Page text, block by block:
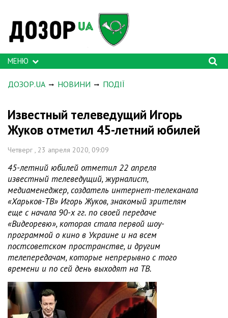
МЕНЮ
ДОЗОР.UA НОВИНИ ПОДІЇ
Известный телеведущий Игорь
Жуков отметил 45-летний юбилей
Четверг , 23 апреля 2020, 09:09
45-летний юбилей отметил 22 апреля
известный телеведущий, журналист,
медиаменеджер, создатель интернет-телеканала
«Харьков-ТВ» Игорь Жуков, знакомый зрителям
еще с начала 90-х гг. по своей передаче
«Видеоревю», которая стала первой шоу-
программой о кино в Украине и на всем
постсоветском пространстве, и другим
телепередачам, которые непрерывно с того
времени и по сей день выходят на ТВ.